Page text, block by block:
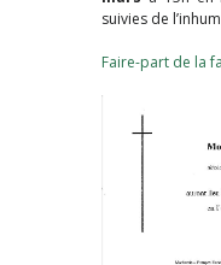
suivies de
Faire-part de la